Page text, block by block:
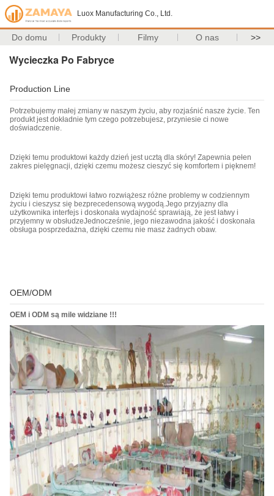
Luox Manufacturing Co., Ltd.
Do domu Produkty Filmy O nas >>
Wycieczka Po Fabryce
Production Line
Potrzebujemy małej zmiany w naszym życiu, aby rozjaśnić nasze życie. Ten
produkt jest dokładnie tym czego potrzebujesz, przyniesie ci nowe
doświadczenie.
Dzięki temu produktowi każdy dzień jest ucztą dla skóry! Zapewnia pełen
zakres pielęgnacji, dzięki czemu możesz cieszyć się komfortem i pięknem!
Dzięki temu produktowi łatwo rozwiążesz różne problemy w codziennym
życiu i cieszysz się bezprecedensową wygodą.Jego przyjazny dla
użytkownika interfejs i doskonała wydajność sprawiają, że jest łatwy i
przyjemny w obsłudzeJednocześnie, jego niezawodna jakość i doskonała
obsługa posprzedażna, dzięki czemu nie masz żadnych obaw.
OEM/ODM
OEM i ODM są mile widziane !!!